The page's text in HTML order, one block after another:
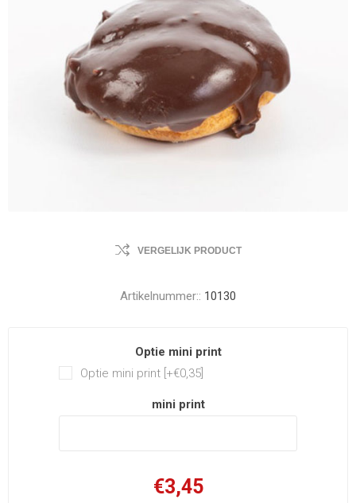
VERGELIJK PRODUCT
Artikelnummer:: 10130
Optie mini print
Optie mini print [+€0,35]
mini print
€3,45